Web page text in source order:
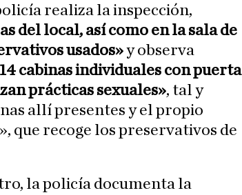
realiza la inspección,
del local, así como en la sala de
usados»y observa
14 cabinas individuales con puerta
prácticas sexuales», tal y
allí presentes y el propio
que recoge los preservativos de
la policía documenta la